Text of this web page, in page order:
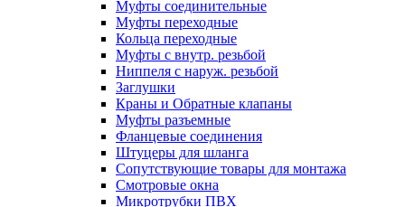
Муфты соединительные
Муфты переходные
Кольца переходные
Муфты с внутр. резьбой
Ниппеля с наруж. резьбой
Заглушки
Краны и Обратные клапаны
Муфты разъемные
Фланцевые соединения
Штуцеры для шланга
Сопутствующие товары для монтажа
Смотровые окна
Микротрубки ПВХ